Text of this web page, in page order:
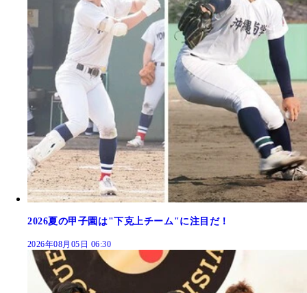
2026夏の甲子園は"下克上チーム"に注目だ！
2026年08月05日 06:30